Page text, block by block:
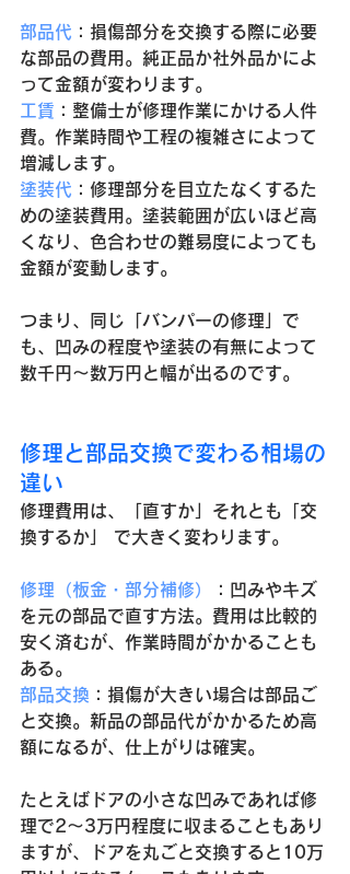
部品代 ：損傷部分を交換する際に必要
な部品の費用。純正品か社外品かによ
って金額が変わります。
工賃 ：整備士が修理作業にかける人件
費。作業時間や工程の複雑さによって
増減します。
塗装代 ：修理部分を目立たなくするた
めの塗装費用。塗装範囲が広いほど高
くなり、色合わせの難易度によっても
金額が変動します。
つまり、同じ「バンパーの修理」で
も、凹みの程度や塗装の有無によって
数千円〜数万円と幅が出るのです。
修理と部品交換で変わる相場の
違い
修理費用は、「直すか」それとも「交
換するか」 で大きく変わります。
修理（板金・部分補修）
：凹みやキズ
を元の部品で直す方法。費用は比較的
安く済むが、作業時間がかかることも
ある。
部品交換 ：損傷が大きい場合は部品ご
と交換。新品の部品代がかかるため高
額になるが、仕上がりは確実。
たとえばドアの小さな凹みであれば修
理で2〜3万円程度に収まることもあり
ますが、ドアを丸ごと交換すると10万